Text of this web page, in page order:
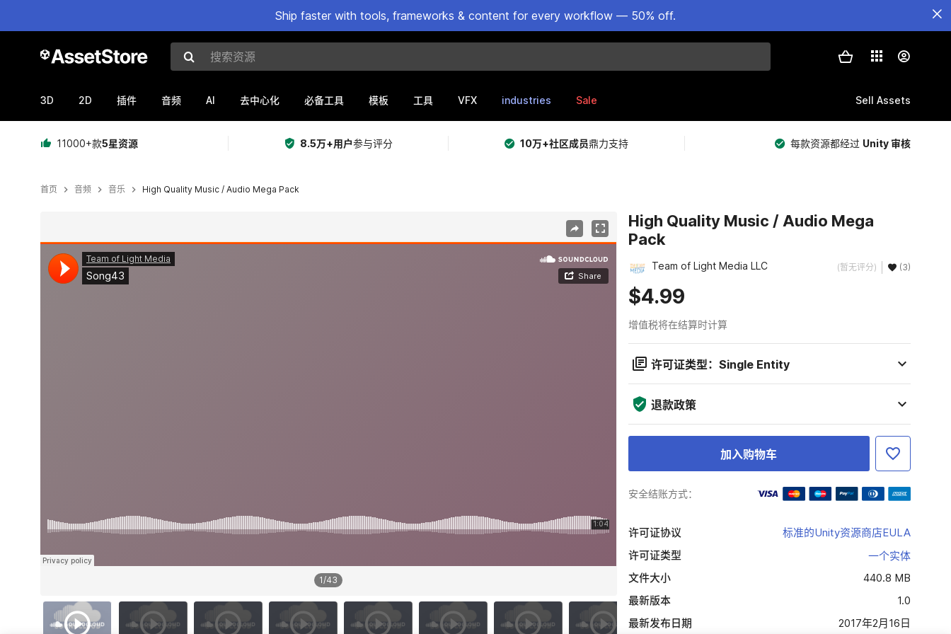
Ship faster with tools, frameworks & content for every workflow — 50% off.
搜索资源
3D 2D 插件 音频 AI 去中心化 必备工具 模板 工具 VFX industries Sale Sell Assets
11000+款5星资源 8.5万+用户参与评分 10万+社区成员鼎力支持 每款资源都经过 Unity 审核
首页 音频 音乐 High Quality Music / Audio Mega Pack
1/43
High Quality Music / Audio Mega
Pack
Team of Light Media LLC (暂无评分) (3)
$4.99
增值税将在结算时计算
许可证类型：Single Entity
退款政策
加入购物车
安全结账方式：
许可证协议
标准的Unity资源商店EULA
许可证类型
一个实体
文件大小
440.8 MB
最新版本
1.0
最新发布日期
2017年2月16日